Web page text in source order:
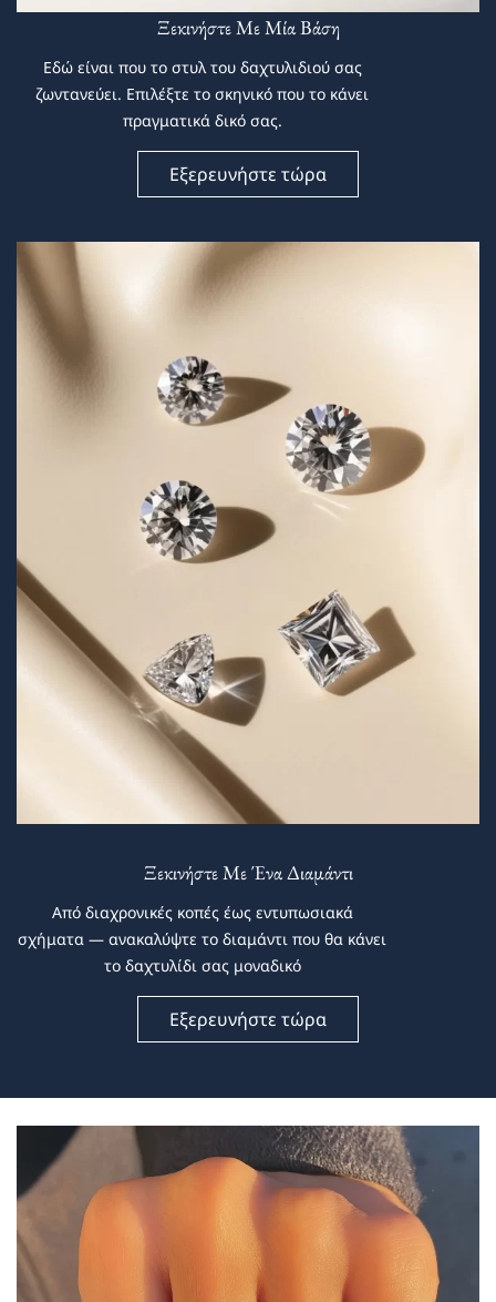
Ξεκινήστε Με Μία Βάση
Εδώ είναι που το στυλ του δαχτυλιδιού σας
ζωντανεύει. Επιλέξτε το σκηνικό που το κάνει
πραγματικά δικό σας.
Εξερευνήστε τώρα
Ξεκινήστε Με Ένα Διαμάντι
Από διαχρονικές κοπές έως εντυπωσιακά
σχήματα — ανακαλύψτε το διαμάντι που θα κάνει
το δαχτυλίδι σας μοναδικό
Εξερευνήστε τώρα